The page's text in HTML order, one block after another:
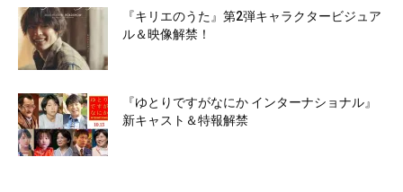
『キリエのうた』第2弾キャラクタービジュア
ル＆映像解禁！
『ゆとりですがなにか インターナショナル』
新キャスト＆特報解禁